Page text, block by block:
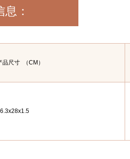
息：
品尺寸 （CM）